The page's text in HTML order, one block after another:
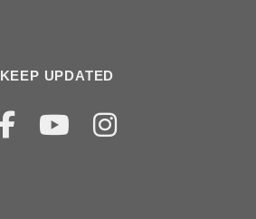
KEEP UPDATED